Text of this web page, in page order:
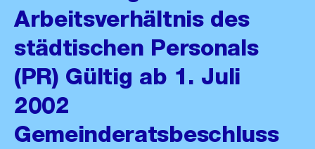
Arbeitsverhältnis des
städtischen Personals
(PR) Gültig ab 1. Juli
2002
Gemeinderatsbeschluss